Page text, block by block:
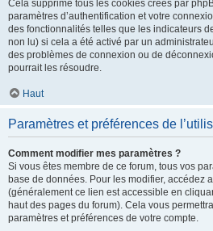
Cela supprime tous les cookies créés par
paramètres d’authentification et votre
des fonctionnalités telles que les indicateurs
non lu) si cela a été activé par un
des problèmes de connexion ou de
pourrait les résoudre.
Haut
Paramètres et préférences de
Comment modifier mes paramètres ?
Si vous êtes membre de ce forum, tous vos
base de données. Pour les modifier, accédez
(généralement ce lien est accessible en
haut des pages du forum). Cela vous
paramètres et préférences de votre compte.